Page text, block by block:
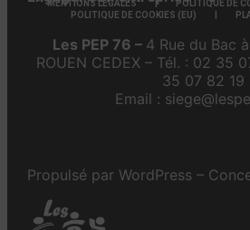
MENTIONS LÉGALES
POLITIQUE DE
POLITIQUE DE COOKIES (EU)
Les PEP 76 – 4 Rue du Bac
ROUEN CEDEX – Tél. : 02 35
35 07 82 19
Email :
Propulsé par WordPress –